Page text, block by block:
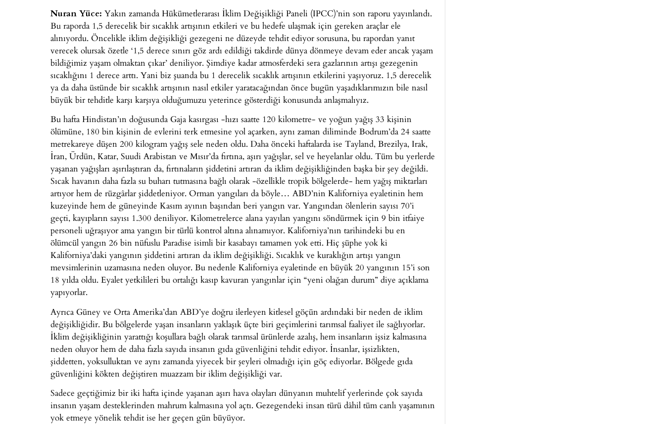
Nuran Yüce: Yakın zamanda Hükümetlerarası İklim Değişikliği Paneli (IPCC)’nin son raporu yayınlandı.
Bu raporda 1,5 derecelik bir sıcaklık artışının etkileri ve bu hedefe ulaşmak için gereken araçlar ele
alınıyordu. Öncelikle iklim değişikliği gezegeni ne düzeyde tehdit ediyor sorusuna, bu rapordan yanıt
verecek olursak özetle ‘1,5 derece sınırı göz ardı edildiği takdirde dünya dönmeye devam eder ancak yaşam
bildiğimiz yaşam olmaktan çıkar’ deniliyor. Şimdiye kadar atmosferdeki sera gazlarının artışı gezegenin
sıcaklığını 1 derece arttı. Yani biz şuanda bu 1 derecelik sıcaklık artışının etkilerini yaşıyoruz. 1,5 derecelik
ya da daha üstünde bir sıcaklık artışının nasıl etkiler yaratacağından önce bugün yaşadıklarımızın bile nasıl
büyük bir tehditle karşı karşıya olduğumuzu yeterince gösterdiği konusunda anlaşmalıyız.
Bu hafta Hindistan’ın doğusunda Gaja kasırgası -hızı saatte 120 kilometre- ve yoğun yağış 33 kişinin
ölümüne, 180 bin kişinin de evlerini terk etmesine yol açarken, aynı zaman diliminde Bodrum’da 24 saatte
metrekareye düşen 200 kilogram yağış sele neden oldu. Daha önceki haftalarda ise Tayland, Brezilya, Irak,
İran, Ürdün, Katar, Suudi Arabistan ve Mısır’da fırtına, aşırı yağışlar, sel ve heyelanlar oldu. Tüm bu yerlerde
yaşanan yağışları aşırılaştıran da, fırtınaların şiddetini artıran da iklim değişikliğinden başka bir şey değildi.
Sıcak havanın daha fazla su buharı tutmasına bağlı olarak -özellikle tropik bölgelerde- hem yağış miktarları
artıyor hem de rüzgârlar şiddetleniyor. Orman yangıları da böyle… ABD’nin Kaliforniya eyaletinin hem
kuzeyinde hem de güneyinde Kasım ayının başından beri yangın var. Yangından ölenlerin sayısı 70’i
geçti, kayıpların sayısı 1.300 deniliyor. Kilometrelerce alana yayılan yangını söndürmek için 9 bin itfaiye
personeli uğraşıyor ama yangın bir türlü kontrol altına alınamıyor. Kaliforniya’nın tarihindeki bu en
ölümcül yangın 26 bin nüfuslu Paradise isimli bir kasabayı tamamen yok etti. Hiç şüphe yok ki
Kaliforniya’daki yangının şiddetini artıran da iklim değişikliği. Sıcaklık ve kuraklığın artışı yangın
mevsimlerinin uzamasına neden oluyor. Bu nedenle Kaliforniya eyaletinde en büyük 20 yangının 15’i son
18 yılda oldu. Eyalet yetkilileri bu ortalığı kasıp kavuran yangınlar için “yeni olağan durum” diye açıklama
yapıyorlar.
Ayrıca Güney ve Orta Amerika’dan ABD’ye doğru ilerleyen kitlesel göçün ardındaki bir neden de iklim
değişikliğidir. Bu bölgelerde yaşan insanların yaklaşık üçte biri geçimlerini tarımsal faaliyet ile sağlıyorlar.
İklim değişikliğinin yarattığı koşullara bağlı olarak tarımsal ürünlerde azalış, hem insanların işsiz kalmasına
neden oluyor hem de daha fazla sayıda insanın gıda güvenliğini tehdit ediyor. İnsanlar, işsizlikten,
şiddetten, yoksulluktan ve aynı zamanda yiyecek bir şeyleri olmadığı için göç ediyorlar. Bölgede gıda
güvenliğini kökten değiştiren muazzam bir iklim değişikliği var.
Sadece geçtiğimiz bir iki hafta içinde yaşanan aşırı hava olayları dünyanın muhtelif yerlerinde çok sayıda
insanın yaşam desteklerinden mahrum kalmasına yol açtı. Gezegendeki insan türü dâhil tüm canlı yaşamının
yok etmeye yönelik tehdit ise her geçen gün büyüyor.